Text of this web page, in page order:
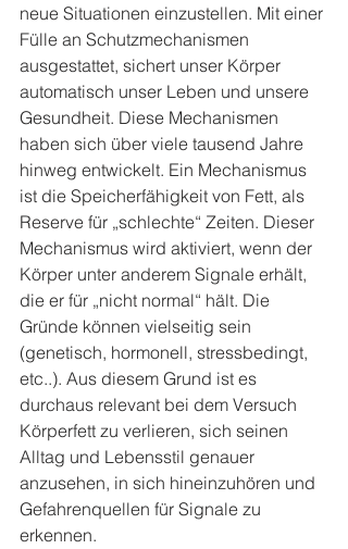
neue Situationen einzustellen. Mit einer
Fülle an Schutzmechanismen
ausgestattet, sichert unser Körper
automatisch unser Leben und unsere
Gesundheit. Diese Mechanismen
haben sich über viele tausend Jahre
hinweg entwickelt. Ein Mechanismus
ist die Speicherfähigkeit von Fett, als
Reserve für „schlechte“ Zeiten. Dieser
Mechanismus wird aktiviert, wenn der
Körper unter anderem Signale erhält,
die er für „nicht normal“ hält. Die
Gründe können vielseitig sein
(genetisch, hormonell, stressbedingt,
etc..). Aus diesem Grund ist es
durchaus relevant bei dem Versuch
Körperfett zu verlieren, sich seinen
Alltag und Lebensstil genauer
anzusehen, in sich hineinzuhören und
Gefahrenquellen für Signale zu
erkennen.